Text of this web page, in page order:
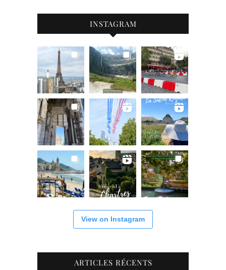
INSTAGRAM
View on Instagram
ARTICLES RÉCENTS